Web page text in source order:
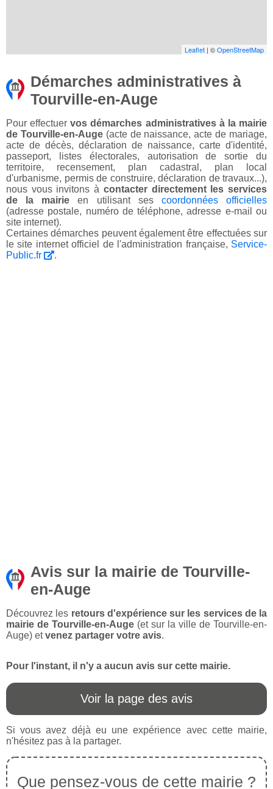
Leaflet | ©OpenStreetMap
Démarches administratives à
Tourville-en-Auge
Pour effectuervos démarches administratives à la mairie
de Tourville-en-Auge(acte de naissance, acte de mariage,
acte de décès, déclaration de naissance, carte d'identité,
passeport, listes électorales, autorisation de sortie du
territoire, recensement, plan cadastral, plan local
d'urbanisme, permis de construire, déclaration de travaux...),
nous vous invitons à contacter directement les services
de la mairie en utilisant ses coordonnées officielles
(adresse postale, numéro de téléphone, adresse e-mail ou
site internet).
Certaines démarches peuvent également être effectuées sur
le site internet officiel de l'administration française, Service-
Public.fr
.
Avis sur la mairie de Tourville-
en-Auge
Découvrez les retours d'expérience sur les services de la
mairie de Tourville-en-Auge (et sur la ville de Tourville-en-
Auge) etvenez partager votre avis.
Pour l'instant, il n'y a aucun avis sur cette mairie.
Voir la page des avis
Si vous avez déjà eu une expérience avec cette mairie,
n'hésitez pas à la partager.
Que pensez-vous de cette mairie ?